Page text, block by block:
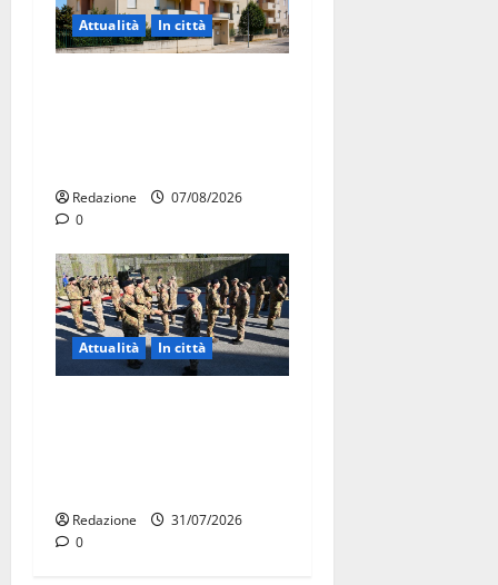
Attualità In città
Redazione
07/08/2026
0
Attualità In città
Redazione
31/07/2026
0